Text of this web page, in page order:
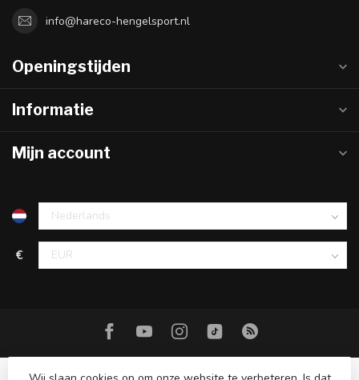
info@hareco-hengelsport.nl
Openingstijden
Informatie
Mijn account
€